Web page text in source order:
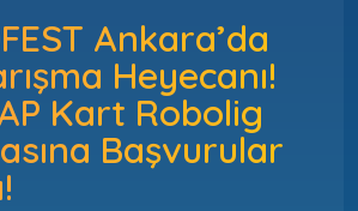
Ankara’da
Heyecanı!
Kart Robolig
Başvurular